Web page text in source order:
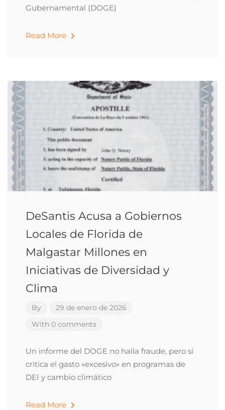
Gubernamental (DOGE)
Read More
DeSantis Acusa a Gobiernos
Locales de Florida de
Malgastar Millones en
Iniciativas de Diversidad y
Clima
By
29 de enero de 2026
With 0 comments
Un informe del DOGE no halla fraude, pero sí
critica el gasto «excesivo» en programas de
DEI y cambio climático
Read More